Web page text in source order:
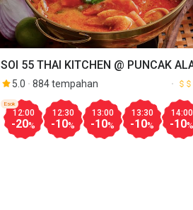
SOI 55 THAI KITCHEN @ PUNCAK
5.0 884 tempahan
12:00
-20%
Esok
12:30
-10%
13:00
-10%
13:30
-10%
14:00
-10%